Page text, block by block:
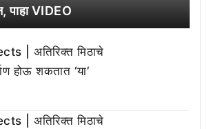
पाहा VIDEO
| अतिरिक्त मिठाचे
होऊ शकतात ‘या’
| अतिरिक्त मिठाचे